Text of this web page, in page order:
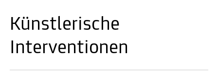
Künstlerische
Interventionen